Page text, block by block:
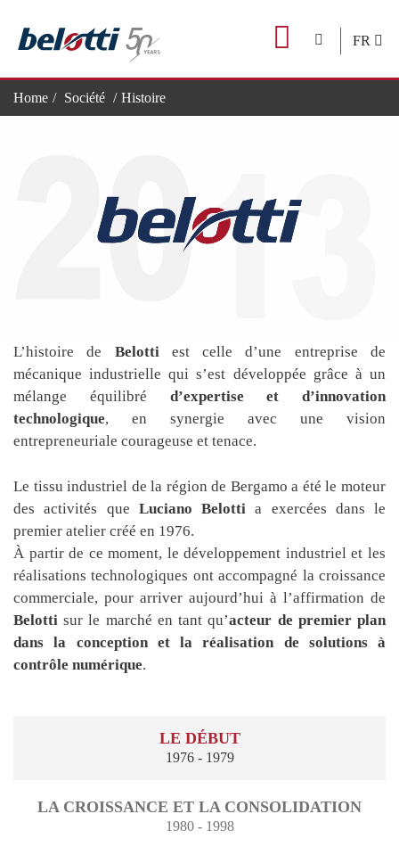
content
FR
Home Société Histoire
L’histoire de Belottiest celle d’une entreprise de
mécanique industrielle qui s’est développée grâce à un
mélange équilibré d’expertise et d’innovation
technologique, en synergie avec une vision
entrepreneuriale courageuse et tenace.
Le tissu industriel de la région de Bergamo a été le moteur
des activités que Luciano Belotti a exercées dans le
premier atelier créé en 1976.
À partir de ce moment, le développement industriel et les
réalisations technologiques ont accompagné la croissance
commerciale, pour arriver aujourd’hui à l’affirmation de
Belotti sur le marché en tant qu’acteur de premier plan
dans la conception et la réalisation de solutions à
contrôle numérique.
LE DÉBUT
1976 - 1979
LA CROISSANCE ET LA CONSOLIDATION
1980 - 1998